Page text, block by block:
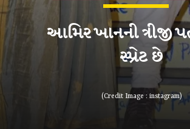
(Credit Image : instagram)
આમિર ખાનની ત્રીજી
સ્પ્રેટ છે